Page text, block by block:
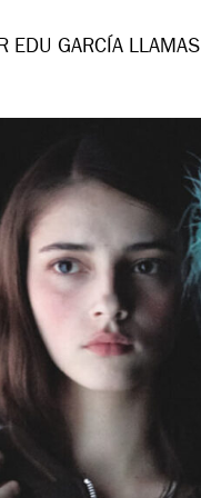
EDU GARCÍA LLAMAS